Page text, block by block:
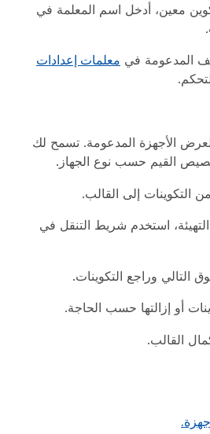
معين، أدخل اسم المعلمة في
المدعومة في معلمات إعدادات
الأجهزة المدعومة. تسمح لك
القيم حسب نوع الجهاز.
التكوينات إلى القالب.
استخدم شريط التنقل في
التالي وراجع التكوينات.
أو إزالتها حسب الحاجة.
القالب.